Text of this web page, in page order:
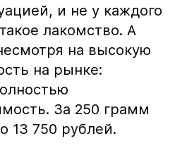
и не у каждого
лакомство. А
на высокую
на рынке:
За 250 грамм
13 750 рублей.